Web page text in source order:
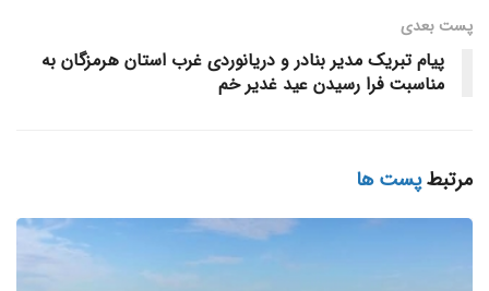
صفایی ادامه داد: در جلسات اقتصادی دریایی که هر ماه با حضور
معاون اول رییس جمهوری برگزار می‌شود، این مباحث نیز مطرح و
امیدواریم پس از تصویب طرح‌های با رویکرد آینده اقتصادی
منطقه‌ای است، نقش بین‌المللی این استان در حوزه حمل و نقل و
اثرگذاری آن در توسعه تجارت دریایی را غیرقابل انکار دانست.
مدیرعامل سازمان بنادر و دریانوردی با بیان اینکه استان هرمزگان
پست‌ بعدی
پیام تبریک مدیر بنادر و دریانوردی غرب استان هرمزگان به
مناسبت فرا رسیدن عید غدیر خم
مرتبطپست ها